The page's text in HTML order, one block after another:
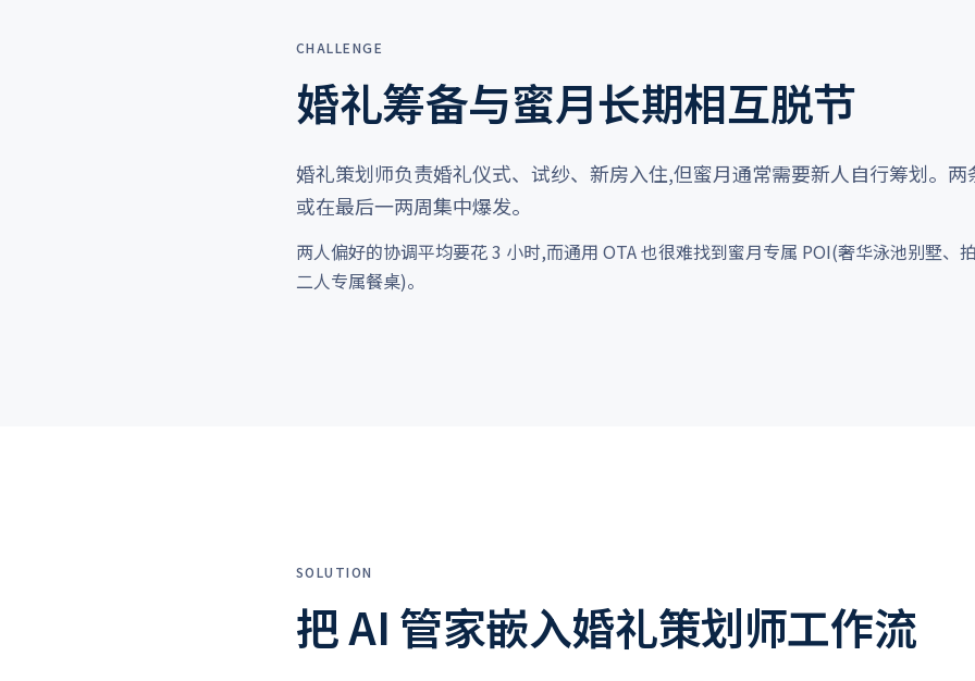
CHALLENGE
婚礼筹备与蜜月长期相互脱节
婚礼策划师负责婚礼仪式、试纱、新房入住,但蜜月通常需要新人自行筹划。
或在最后一两周集中爆发。
两人偏好的协调平均要花 3 小时,而通用 OTA 也很难找到蜜月专属 POI(奢华泳池别墅、拍
二人专属餐桌)。
SOLUTION
把 AI 管家嵌入婚礼策划师工作流